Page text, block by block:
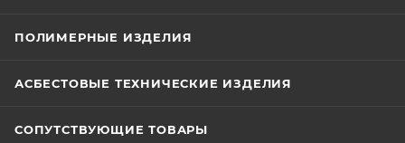
ПОЛИМЕРНЫЕ ИЗДЕЛИЯ
АСБЕСТОВЫЕ ТЕХНИЧЕСКИЕ ИЗДЕЛИЯ
СОПУТСТВУЮЩИЕ ТОВАРЫ